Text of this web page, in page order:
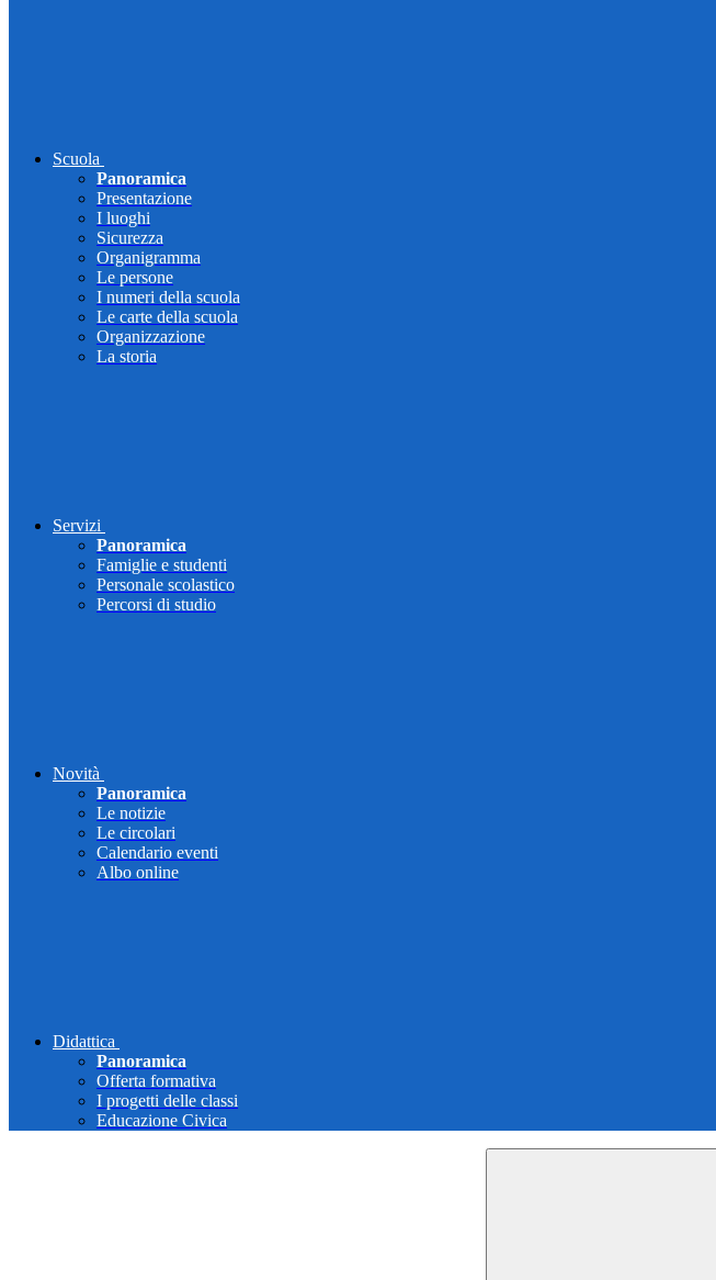
Scuola
Panoramica
Presentazione
I luoghi
Sicurezza
Organigramma
Le persone
I numeri della scuola
Le carte della scuola
Organizzazione
La storia
Servizi
Panoramica
Famiglie e studenti
Personale scolastico
Percorsi di studio
Novità
Panoramica
Le notizie
Le circolari
Calendario eventi
Albo online
Didattica
Panoramica
Offerta formativa
I progetti delle classi
Educazione Civica